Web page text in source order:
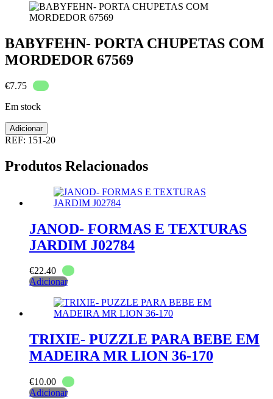
BABYFEHN- PORTA CHUPETAS COM
MORDEDOR 67569
€7.75
Em stock
Quantidade
de
PORTA
CHUPETAS
MORDEDOR
67569
Adicionar
REF: 151-20
Produtos Relacionados
JANOD- FORMAS E TEXTURAS
JARDIM J02784
€22.40
Adicionar
TRIXIE- PUZZLE PARA BEBE EM
MADEIRA MR LION 36-170
€10.00
Adicionar